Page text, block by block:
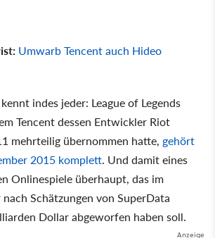
Umwarb Tencent auch Hideo
indes jeder: League of Legends
Tencent dessen Entwickler Riot
mehrteilig übernommen hatte, gehört
2015 komplett. Und damit eines
Onlinespiele überhaupt, das im
Schätzungen von SuperData
Dollar abgeworfen haben soll.